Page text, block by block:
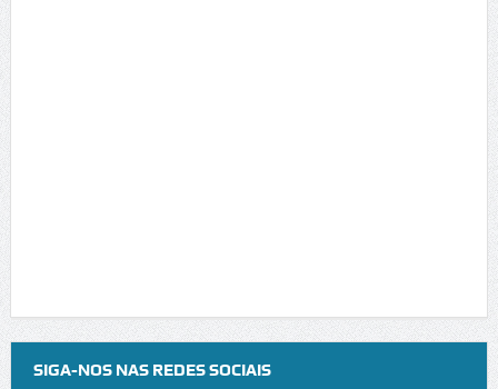
SIGA-NOS NAS REDES SOCIAIS